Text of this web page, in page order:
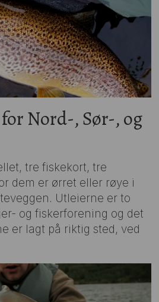
Nord-, Sør-, og
tre fiskekort, tre
dem er ørret eller røye i
Utleierne er to
og fiskerforening og det
er lagt på riktig sted, ved